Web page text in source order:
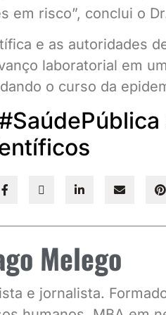
em risco”, conclui o
e as autoridades
laboratorial em
o curso da
Melego
e jornalista.